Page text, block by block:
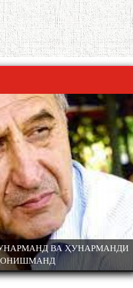
ЯК ХАЛҚ САДРИДДИН
ИНСТИТУТИ ЗАБОН ВА
АБУАБДУЛЛОҲ РӮДАКИИ
32-СОЛАГИИ